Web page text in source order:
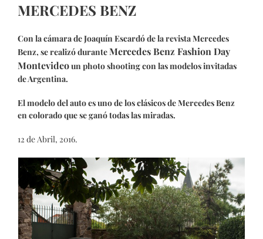
MERCEDES BENZ
Con la cámara de Joaquín Escardó de la revista Mercedes
Benz, se realizó duranteMercedes Benz Fashion Day
Montevideoun photo shooting con las modelos invitadas
de Argentina.
El modelo del auto es uno de los clásicos de Mercedes Benz
en colorado que se ganó todas las miradas.
12 de Abril, 2016.